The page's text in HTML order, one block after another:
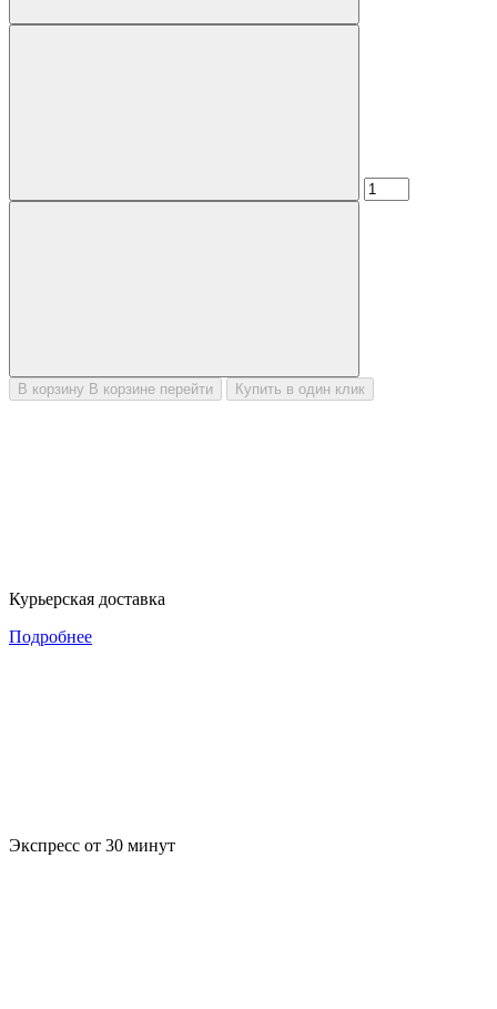
В корзину В корзине перейти Купить в один клик
Курьерская доставка
Подробнее
Экспресс от 30 минут